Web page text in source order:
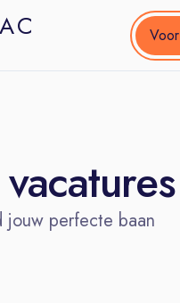
jouw perfecte baan